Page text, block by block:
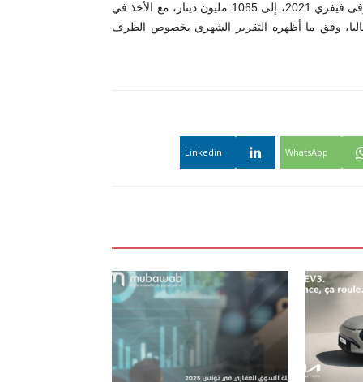
وتحوّان قيمة عجز الميزان التجاري الطّاقي من 658 مليون دينار، موفى فيفري 2021، إلى 1065 مليون دينار، مع الأخذ في
وفق ما أظهره التقرير الشهري بخصوص الظرف
WhatsApp
Linkedin